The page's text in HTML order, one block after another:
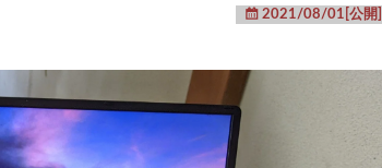
2021/08/01[公開]